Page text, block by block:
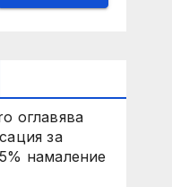
оглавява
за
намаление